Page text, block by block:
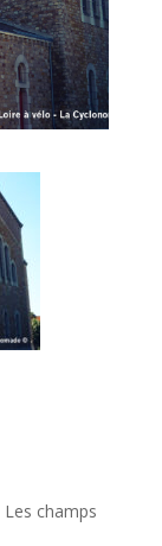
Les champs